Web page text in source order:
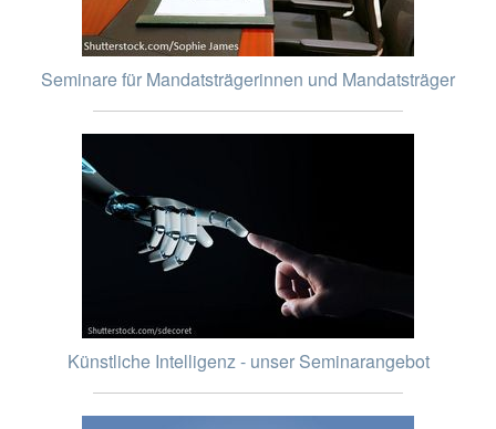
Seminare für Mandatsträgerinnen und Mandatsträger
Künstliche Intelligenz - unser Seminarangebot